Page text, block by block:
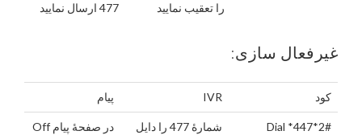
را تعقیب نمایید
477 ارسال نمایید
غیرفعال سازی:
کود IVR پیام
Dial *447*2#
شمارۀ 477 را دایل
در صفحۀ پیام Off